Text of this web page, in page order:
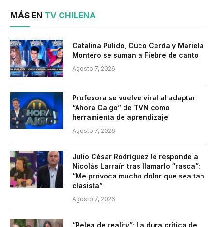
MÁS EN TV CHILENA
Catalina Pulido, Cuco Cerda y Mariela
Montero se suman a Fiebre de canto
Agosto 7, 2026
Profesora se vuelve viral al adaptar
“Ahora Caigo” de TVN como
herramienta de aprendizaje
Agosto 7, 2026
Julio César Rodríguez le responde a
Nicolás Larraín tras llamarlo “rasca”:
“Me provoca mucho dolor que sea tan
clasista”
Agosto 7, 2026
“Pelea de reality”: La dura crítica de